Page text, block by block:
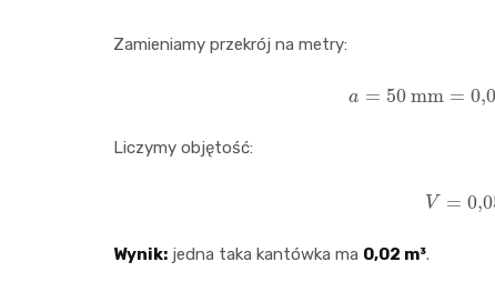
Zamieniamy przekrój na metry:
a=50 mm =0,
Liczymy objętość:
V 0,
Wynik: jedna taka kantówka ma 0,02 m³.